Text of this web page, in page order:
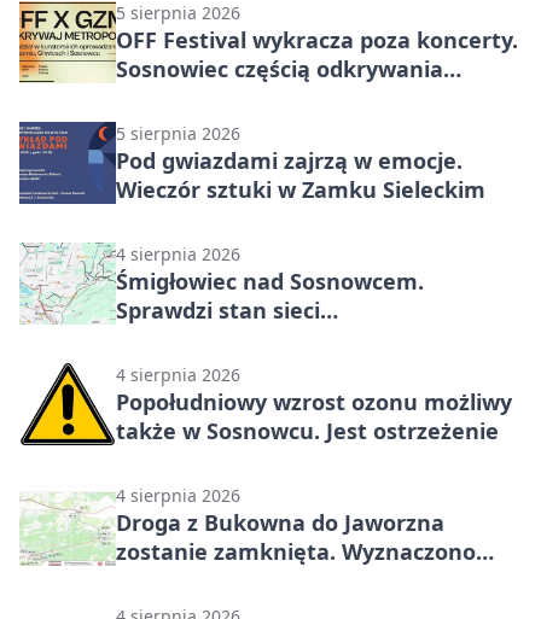
5 sierpnia 2026
OFF Festival wykracza poza koncerty.
Sosnowiec częścią odkrywania
5 sierpnia 2026
Pod gwiazdami zajrzą w emocje.
Wieczór sztuki w Zamku Sieleckim
4 sierpnia 2026
Śmigłowiec nad Sosnowcem.
Sprawdzi stan sieci
4 sierpnia 2026
Popołudniowy wzrost ozonu możliwy
także w Sosnowcu. Jest ostrzeżenie
4 sierpnia 2026
Droga z Bukowna do Jaworzna
zostanie zamknięta. Wyznaczono